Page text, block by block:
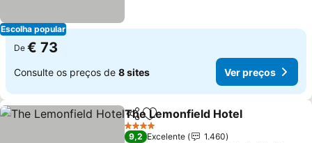
Escolha popular
De € 73
Consulte os preços de 8 sites Ver preços
PartilharAdicionar aos favoritos
The Lemonfield Hotel
4 Estrelas
9,2 Excelente
1.460